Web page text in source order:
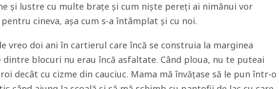
și lustre cu multe brațe și cum niște pereți ai nimănui vor
pentru cineva, așa cum s-a întâmplat și cu noi.
vreo doi ani în cartierul care încă se construia la marginea
dintre blocuri nu erau încă asfaltate. Când ploua, nu te puteai
decât cu cizme din cauciuc. Mama mă învățase să le pun într-o